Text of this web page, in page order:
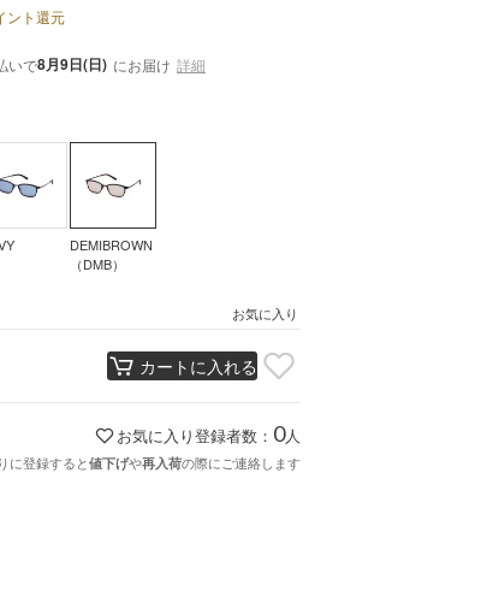
ント還元
いで8月9日(日) にお届け 詳細
DEMIBROWN
（DMB）
お気に入り
カートに入れる
お気に入り登録者数： 0人
に登録すると値下げや再入荷の際にご連絡します